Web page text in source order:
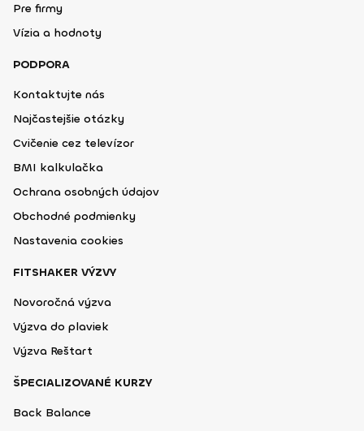
Pre firmy
Vízia a hodnoty
PODPORA
Kontaktujte nás
Najčastejšie otázky
Cvičenie cez televízor
BMI kalkulačka
Ochrana osobných údajov
Obchodné podmienky
Nastavenia cookies
FITSHAKER VÝZVY
Novoročná výzva
Výzva do plaviek
Výzva Reštart
ŠPECIALIZOVANÉ KURZY
Back Balance